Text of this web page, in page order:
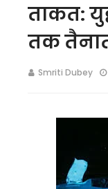
ताकत:
तक
Smriti Dubey